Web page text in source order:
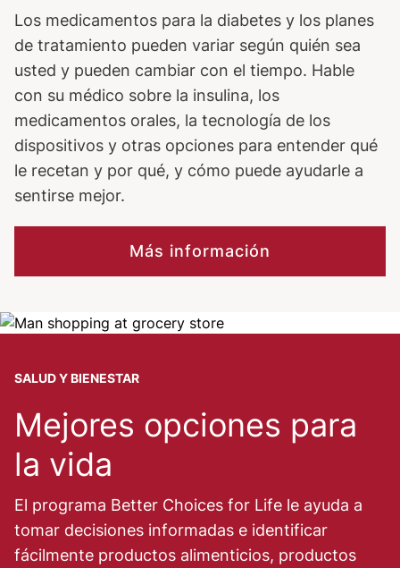
Los medicamentos para la diabetes y los planes
de tratamiento pueden variar según quién sea
usted y pueden cambiar con el tiempo. Hable
con su médico sobre la insulina, los
medicamentos orales, la tecnología de los
dispositivos y otras opciones para entender qué
le recetan y por qué, y cómo puede ayudarle a
sentirse mejor.
Más información
SALUD Y BIENESTAR
Mejores opciones para
la vida
El programa Better Choices for Life le ayuda a
tomar decisiones informadas e identificar
fácilmente productos alimenticios, productos
Image